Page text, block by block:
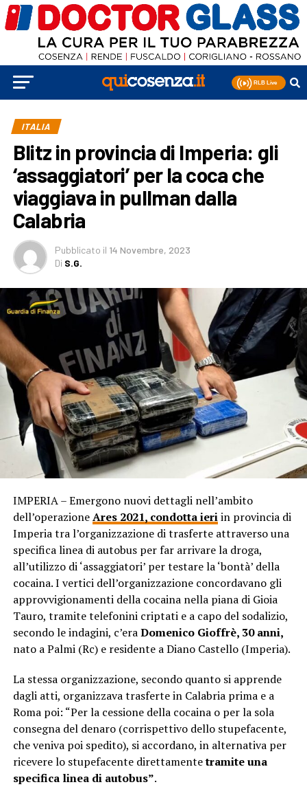
ITALIA
Blitz in provincia di Imperia: gli
‘assaggiatori’ per la coca che
viaggiava in pullman dalla
Calabria
Pubblicato il 14 Novembre, 2023
Di S.G.
IMPERIA – Emergono nuovi dettagli nell’ambito
dell’operazioneAres 2021, condotta ieriin provincia di
Imperia tra l’organizzazione di trasferte attraverso una
specifica linea di autobus per far arrivare la droga,
all’utilizzo di ‘assaggiatori’ per testare la ‘bontà’ della
cocaina. I vertici dell’organizzazione concordavano gli
approvvigionamenti della cocaina nella piana di Gioia
Tauro, tramite telefonini criptati e a capo del sodalizio,
secondo le indagini, c’eraDomenico Gioffrè, 30 anni,
nato a Palmi (Rc) e residente a Diano Castello (Imperia).
La stessa organizzazione, secondo quanto si apprende
dagli atti, organizzava trasferte in Calabria prima e a
Roma poi: “Per la cessione della cocaina o per la sola
consegna del denaro (corrispettivo dello stupefacente,
che veniva poi spedito), si accordano, in alternativa per
ricevere lo stupefacente direttamentetramite una
specifica linea di autobus”.